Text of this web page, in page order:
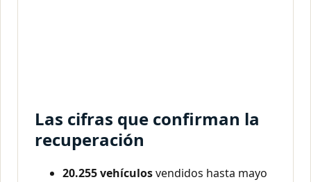
Las cifras que confirman la
recuperación
20.255 vehículosvendidos hasta mayo